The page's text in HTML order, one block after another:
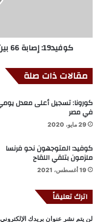
كوفيد19: إصابة 66 بين موظفين وسجناء بوارزازات
مقالات ذات صلة
كورونا: تسجيل أعلى معدل
في مصر
29 مايو، 2020
كوفيد: المتوجهون نحو فرنسا
ملزمون بتلقي اللقاح
19 أغسطس، 2021
اترك تعليقاً
لن يتم نشر عنوان بريدك